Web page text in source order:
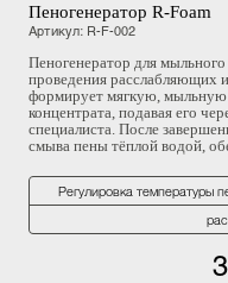
Пеногенератор R-Foam
Артикул: R-F-002
Пеногенератор для
проведения расслабляющих
формирует мягкую, мыльную
концентрата, подавая его
специалиста. После
смыва пены тёплой водой,
Регулировка температуры